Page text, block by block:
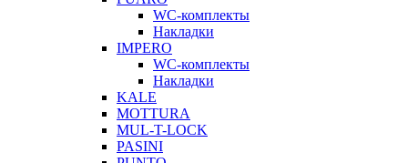
WC-комплекты
Накладки
IMPERO
WC-комплекты
Накладки
KALE
MOTTURA
MUL-T-LOCK
PASINI